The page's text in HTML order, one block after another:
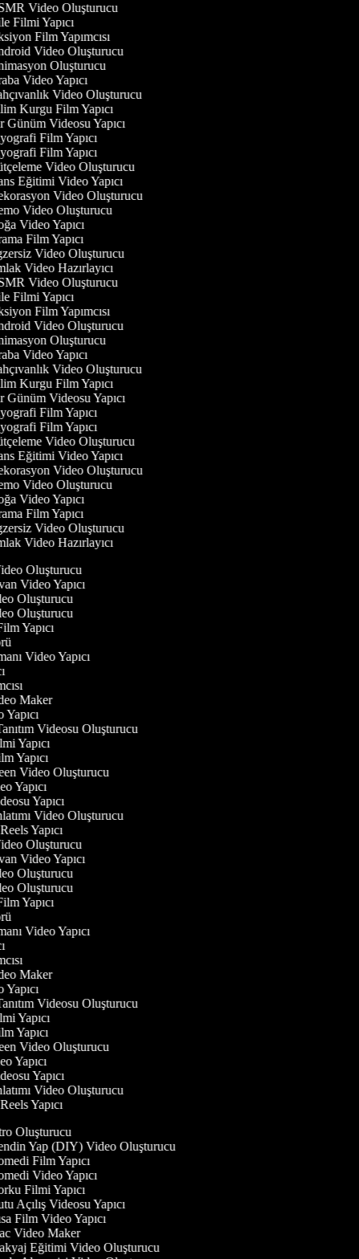
Video Oluşturucu
Filmi Yapıcı
Film Yapımcısı
Video Oluşturucu
Oluşturucu
Video Yapıcı
Video Oluşturucu
Kurgu Film Yapıcı
Videosu Yapıcı
Film Yapıcı
Film Yapıcı
Video Oluşturucu
Eğitimi Video Yapıcı
Video Oluşturucu
Video Oluşturucu
Video Yapıcı
Film Yapıcı
Video Oluşturucu
Video Hazırlayıcı
Video Oluşturucu
Filmi Yapıcı
Film Yapımcısı
Video Oluşturucu
Oluşturucu
Video Yapıcı
Video Oluşturucu
Kurgu Film Yapıcı
Videosu Yapıcı
Film Yapıcı
Film Yapıcı
Video Oluşturucu
Eğitimi Video Yapıcı
Video Oluşturucu
Video Oluşturucu
Video Yapıcı
Film Yapıcı
Video Oluşturucu
Video Hazırlayıcı
Oluşturucu
Video Yapıcı
Oluşturucu
Oluşturucu
Yapıcı
Video Yapıcı
Maker
Yapıcı
Videosu Oluşturucu
Yapıcı
Yapıcı
Video Oluşturucu
Yapıcı
Yapıcı
Video Oluşturucu
Yapıcı
Oluşturucu
Video Yapıcı
Oluşturucu
Oluşturucu
Yapıcı
Video Yapıcı
Maker
Yapıcı
Videosu Oluşturucu
Yapıcı
Yapıcı
Video Oluşturucu
Yapıcı
Yapıcı
Video Oluşturucu
Yapıcı
Oluşturucu
Yap (DIY) Video Oluşturucu
Film Yapıcı
Video Yapıcı
Filmi Yapıcı
Açılış Videosu Yapıcı
Film Video Yapıcı
Video Maker
Eğitimi Video Oluşturucu